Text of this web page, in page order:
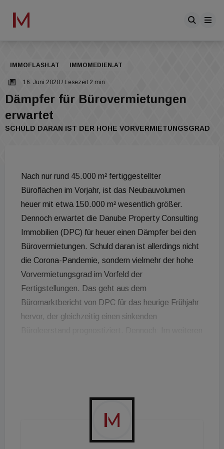
IMMOFLASH.AT IMMOMEDIEN.AT
16. Juni 2020 / Lesezeit 2 min
Dämpfer für Bürovermietungen
erwartet
SCHULD DARAN IST DER HOHE VORVERMIETUNGSGRAD
Nach nur rund 45.000 m² fertiggestellter
Büroflächen im Vorjahr, ist das Neubauvolumen
heuer mit etwa 150.000 m² wesentlich größer.
Dennoch erwartet die Danube Property Consulting
Immobilien (DPC) für heuer einen Dämpfer bei den
Bürovermietungen. Schuld daran ist allerdings nicht
die Corona-Pandemie, sondern vielmehr der hohe
Vorvermietungsgrad im Vorfeld der
Fertigstellungen. Das geht aus dem
Büromarktbericht von DPC für das heurige Frühjahr
hervor, der gleichzeitig einen sinkenden
im weiteren Verlauf Themen wie Optimierung des
Flächenbedarfs, sowie die Änderung bzw.
Überdenkung der Großraumbürokonzepte an
Relevanz gewinnen. Nachdem im Vorjahr mit einem